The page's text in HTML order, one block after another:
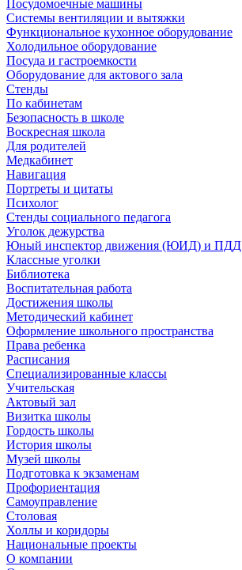
Посудомоечные машины
Системы вентиляции и вытяжки
Функциональное кухонное оборудование
Холодильное оборудование
Посуда и гастроемкости
Оборудование для актового зала
Стенды
По кабинетам
Безопасность в школе
Воскресная школа
Для родителей
Медкабинет
Навигация
Портреты и цитаты
Психолог
Стенды социального педагога
Уголок дежурства
Юный инспектор движения (ЮИД) и ПДД
Классные уголки
Библиотека
Воспитательная работа
Достижения школы
Методический кабинет
Оформление школьного пространства
Права ребенка
Расписания
Специализированные классы
Учительская
Актовый зал
Визитка школы
Гордость школы
История школы
Музей школы
Подготовка к экзаменам
Профориентация
Самоуправление
Столовая
Холлы и коридоры
Национальные проекты
О компании